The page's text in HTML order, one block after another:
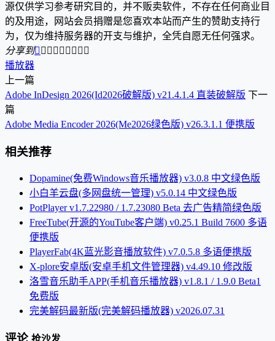
源仅供学习参考研究目的，并不贩卖软件，不存在任何商业目
的及用途，网站会员捐赠是您喜欢本站而产生的赞助支持行
为，仅为维持服务器的开支与维护，全凭自愿无任何强求。
分享到        
播放器
上一篇
Adobe InDesign 2026(Id2026破解版) v21.4.1.4 直装破解版 下一
篇
Adobe Media Encoder 2026(Me2026绿色版) v26.3.1.1 便携版
相关推荐
Dopamine(免费Windows音乐播放器) v3.0.8 中文绿色版
小白羊云盘(多网盘统一管理) v5.0.14 中文绿色版
PotPlayer v1.7.22980 / 1.7.23080 Beta 去广告精简绿色版
FreeTube(开源的YouTube客户端) v0.25.1 Build 7600 多语
便携版
PlayerFab(4K蓝光影音播放软件) v7.0.5.8 多语便携版
X-plore安卓版(安卓手机文件管理器) v4.49.10 修改版
洛雪音乐助手APP(手机音乐播放器) v1.8.1 / 1.9.0 Beta1
免费版
完美解码最新版(完美解码播放器) v2026.07.31
评论 抢沙发